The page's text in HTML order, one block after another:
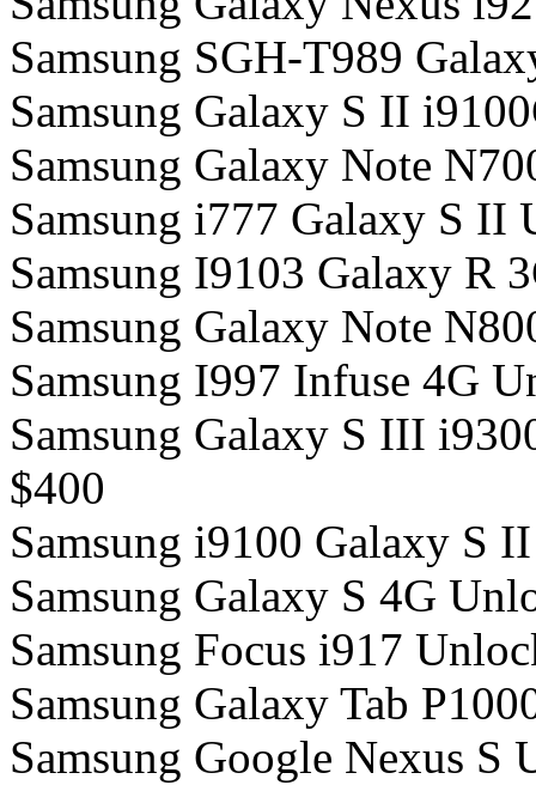
Samsung SGH-T989
Samsung Galaxy S II
Samsung Galaxy Note
Samsung i777 Galaxy S II
Samsung I9103 Galaxy R
Samsung Galaxy Note
Samsung I997 Infuse 4G
Samsung Galaxy S III
$400
Samsung i9100 Galaxy S
Samsung Galaxy S 4G
Samsung Focus i917
Samsung Galaxy Tab
Samsung Google Nexus S